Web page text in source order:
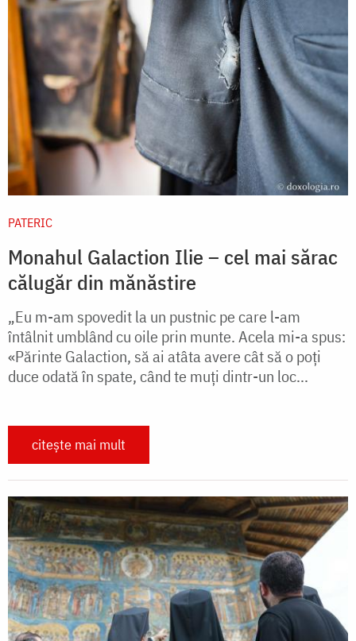
PATERIC
Monahul Galaction Ilie – cel mai sărac
călugăr din mănăstire
„Eu m-am spovedit la un pustnic pe care l-am
întâlnit umblând cu oile prin munte. Acela mi-a spus:
«Părinte Galaction, să ai atâta avere cât să o poţi
duce odată în spate, când te muţi dintr-un loc...
citește mai mult